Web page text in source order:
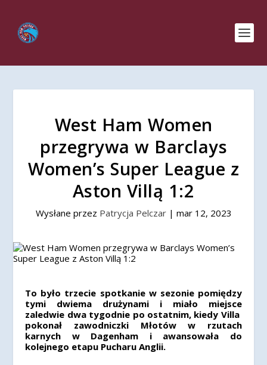
West Ham Women
przegrywa w Barclays
Women’s Super League z
Aston Villą 1:2
Wysłane przez Patrycja Pelczar| mar 12, 2023
To było trzecie spotkanie w sezonie pomiędzy
tymi dwiema drużynami i miało miejsce
zaledwie dwa tygodnie po ostatnim, kiedy Villa
pokonał zawodniczki Młotów w rzutach
karnych w Dagenham i awansowała do
kolejnego etapu Pucharu Anglii.